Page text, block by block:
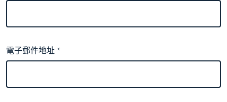
電子郵件地址*